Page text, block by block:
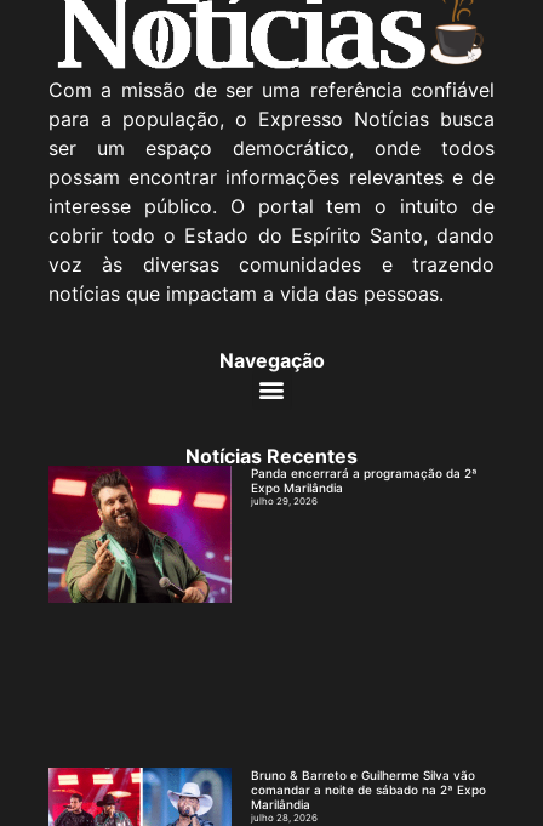
Com a missão de ser uma referência confiável
para a população, o Expresso Notícias busca
ser um espaço democrático, onde todos
possam encontrar informações relevantes e de
interesse público. O portal tem o intuito de
cobrir todo o Estado do Espírito Santo, dando
voz às diversas comunidades e trazendo
notícias que impactam a vida das pessoas.
Navegação
Notícias Recentes
Panda encerrará a programação da 2ª
Expo Marilândia
julho 29, 2026
Bruno & Barreto e Guilherme Silva vão
comandar a noite de sábado na 2ª Expo
Marilândia
julho 28, 2026